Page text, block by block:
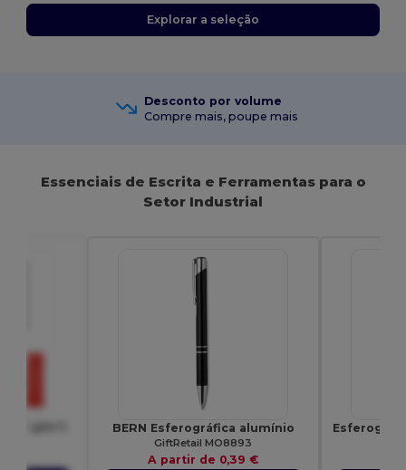
Explorar a seleção
Desconto por volume
Compre mais, poupe mais
Essenciais de Escrita e Ferramentas para o
Setor Industrial
BERN Esferográfica alumínio
GiftRetail MO8893
A partir de 0,39 €